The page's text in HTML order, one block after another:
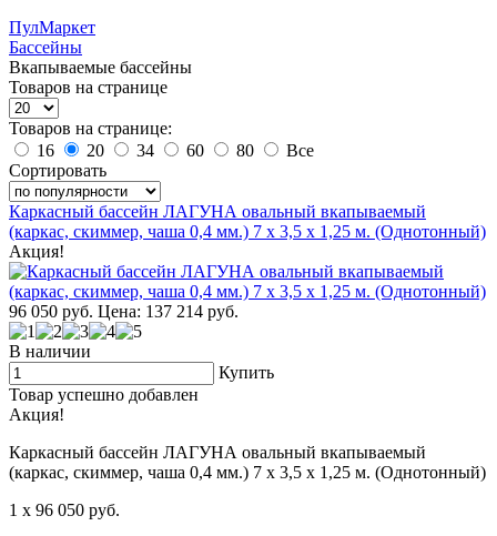
ПулМаркет
Бассейны
Вкапываемые бассейны
Товаров на странице
Товаров на странице:
16
20 34 60 80
Все
Сортировать
Каркасный бассейн ЛАГУНА овальный вкапываемый
(каркас, скиммер, чаша 0,4 мм.) 7 х 3,5 х 1,25 м. (Однотонный)
Акция!
96 050 руб. Цена: 137 214 руб.
В наличии
Купить
Товар успешно добавлен
Акция!
Каркасный бассейн ЛАГУНА овальный вкапываемый
(каркас, скиммер, чаша 0,4 мм.) 7 х 3,5 х 1,25 м. (Однотонный)
1 x 96 050 руб.